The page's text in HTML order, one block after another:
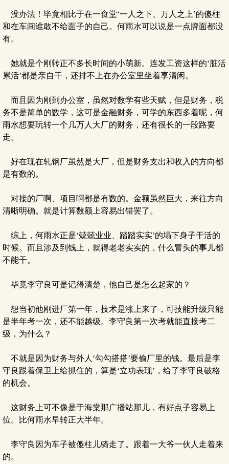
没办法！毕竟相比于在一食堂‘一人之下、万人之上’的傻柱
和在车间谁敢不给面子的自己。何雨水可以说是一点牌面都没
有。
她就是个刚转正不多长时间的小萌新。连发工资这样的‘脏活
累活’都是亲自干，还排不上在办公室里坐着享清闲。
而且因为刚到办公室，虽然对数学有些天赋，但是财务，税
务不是简单的数学，这可是金融财务，可学的东西多着呢，何
雨水想要玩转一个几万人大厂的财务，还有很长的一段路要
走。
好在现在轧钢厂虽然是大厂，但是财务支出和收入的方向都
是有数的。
对接的厂啊、项目啊都是有数的。金额虽然巨大，来往方向
清晰明确。就是计算数额上容易出错罢了。
综上，何雨水正是‘兢兢业业、踏踏实实’的塌下身子干活的
时候。而且涉及到钱上，就得老老实实的，什么冒头的事儿都
不能干。
毕竟李守良可是记得清楚，他自己是怎么起家的？
想当初他刚进厂第一年，技术是涨上来了，可技能升级只能
是半年考一次，还不能越级。李守良第一次考就能直接考二
级，为什么？
不就是因为财务与外人‘勾勾搭搭’要偷厂里的钱。最后是李
守良跟着保卫上给抓住的，算是‘立功表现’，给了李守良破格
的机会。
这财务上可不像是于海棠那广播站那儿，有好点子容易上
位。比何雨水早转正大半年。
李守良因为车子被傻柱儿骑走了。跟着一大爷一伙人走着来
的。